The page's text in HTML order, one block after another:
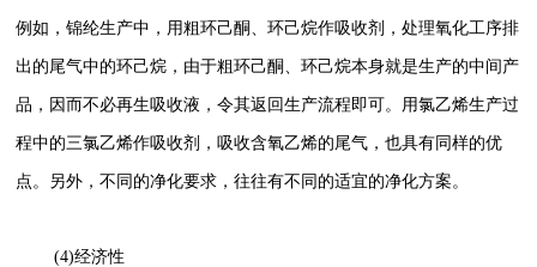
例如，锦纶生产中，用粗环己酮、环己烷作吸收剂，处理氧化工序排
出的尾气中的环己烷，由于粗环己酮、环己烷本身就是生产的中间产
品，因而不必再生吸收液，令其返回生产流程即可。用氯乙烯生产过
程中的三氯乙烯作吸收剂，吸收含氧乙烯的尾气，也具有同样的优
点。另外，不同的净化要求，往往有不同的适宜的净化方案。
(4)经济性